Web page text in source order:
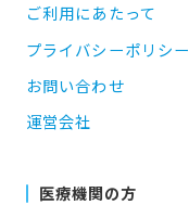
ご利用にあたって
プライバシーポリシー
お問い合わせ
運営会社
医療機関の方